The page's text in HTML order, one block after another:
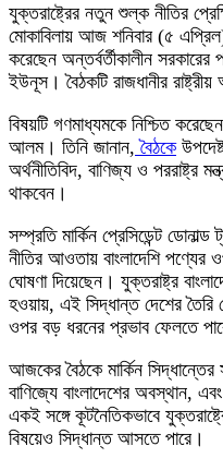
যুক্তরাষ্ট্রের নতুন শুল্ক নীতির
মোকাবিলায় আজ শনিবার (৫
করেছেন অন্তর্বর্তীকালীন
ইউনূস। বৈঠকটি রাজধানীর
বিষয়টি গণমাধ্যমকে নিশ্চিত
আলম। তিনি জানান, বৈঠকে
অর্থনীতিবিদ, বাণিজ্য ও পররাষ্ট্র
থাকবেন।
সম্প্রতি মার্কিন প্রেসিডেন্ট ডোনাল্ড
নীতির আওতায় বাংলাদেশি
ঘোষণা দিয়েছেন। যুক্তরাষ্ট্র
হওয়ায়, এই সিদ্ধান্ত দেশের
ওপর বড় ধরনের প্রভাব ফেলতে
আজকের বৈঠকে মার্কিন
বাণিজ্যে বাংলাদেশের অবস্থান,
একই সঙ্গে কূটনৈতিকভাবে
বিষয়েও সিদ্ধান্ত আসতে পারে।